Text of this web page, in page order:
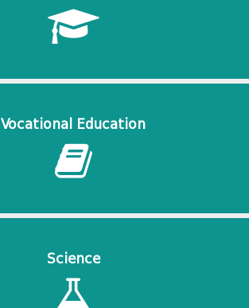
Vocational Education
Science